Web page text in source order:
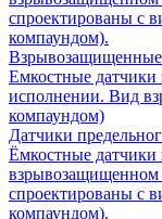
спроектированы с
компаундом).
Взрывозащищенные
Емкостные
исполнении. Вид
компаундом)
Датчики
Ёмкостные датчики
спроектированы с
компаундом).